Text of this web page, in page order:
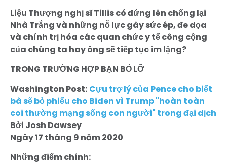
Liệu Thượng nghị sĩ Tillis có đứng lên chống lại
Nhà Trắng và những nỗ lực gây sức ép, đe dọa
và chính trị hóa các quan chức y tế công cộng
của chúng ta hay ông sẽ tiếp tục im lặng?
TRONG TRƯỜNG HỢP BẠN BỎ LỠ
Washington Post: Cựu trợ lý của Pence cho biết
bà sẽ bỏ phiếu cho Biden vì Trump "hoàn toàn
coi thường mạng sống con người" trong đại dịch
Bởi Josh Dawsey
Ngày 17 tháng 9 năm 2020
Những điểm chính: